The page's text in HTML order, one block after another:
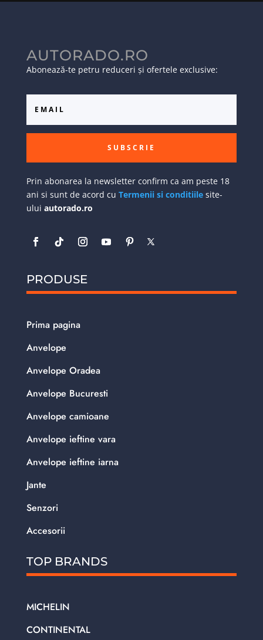
AUTORADO.RO
Abonează-te petru reduceri și ofertele exclusive:
SUBSCRIE
Prin abonarea la newsletter confirm ca am peste 18
ani si sunt de acord cu Termenii si conditiilesite-
ului autorado.ro
PRODUSE
Prima pagina
Anvelope
Anvelope Oradea
Anvelope Bucuresti
Anvelope camioane
Anvelope ieftine vara
Anvelope ieftine iarna
Jante
Senzori
Accesorii
TOP BRANDS
MICHELIN
CONTINENTAL